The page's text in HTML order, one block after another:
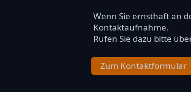
Wenn Sie ernsthaft an
Kontaktaufnahme.
Rufen Sie dazu bitte
Zum Kontaktformular